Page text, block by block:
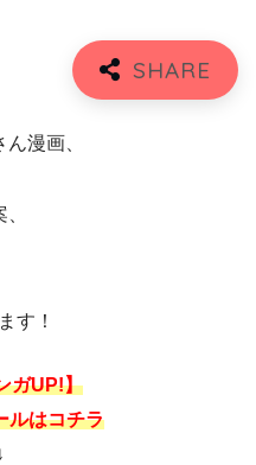
漫画、
す！
ガUP!】
ルはコチラ